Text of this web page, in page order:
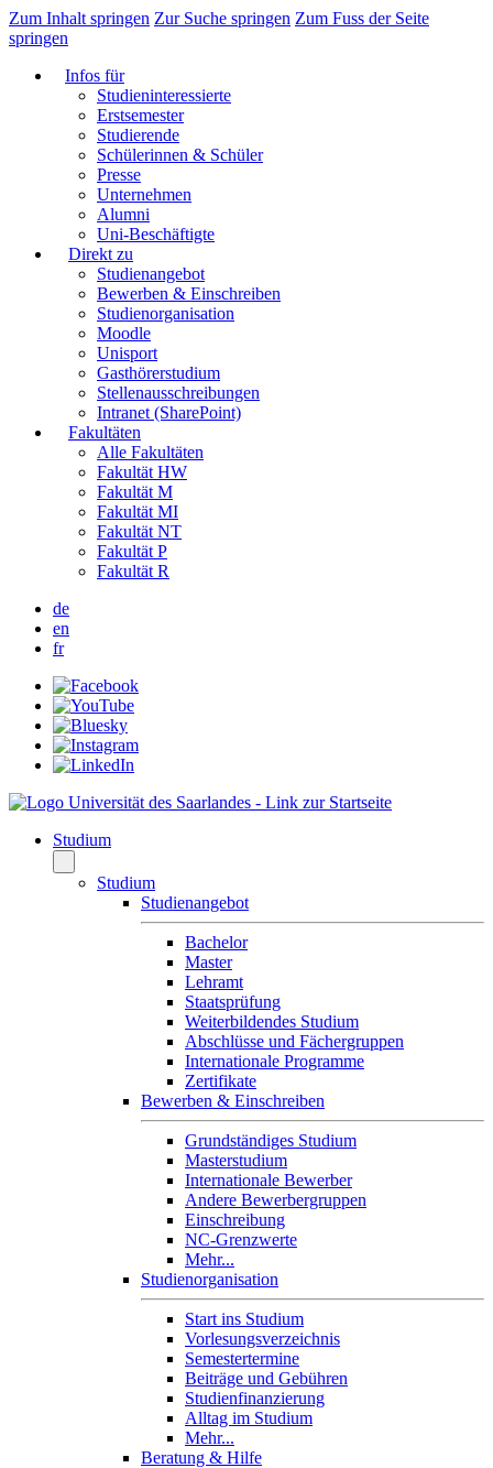
Zum Inhalt springen Zur Suche springen Zum Fuss der Seite
springen
Infos für
Studieninteressierte
Erstsemester
Studierende
Schülerinnen & Schüler
Presse
Unternehmen
Alumni
Uni-Beschäftigte
Direkt zu
Studienangebot
Bewerben & Einschreiben
Studienorganisation
Moodle
Unisport
Gasthörerstudium
Stellenausschreibungen
Intranet (SharePoint)
Fakultäten
Alle Fakultäten
Fakultät HW
Fakultät M
Fakultät MI
Fakultät NT
Fakultät P
Fakultät R
de
en
fr
Studium
Studium
Studienangebot
Bachelor
Master
Lehramt
Staatsprüfung
Weiterbildendes Studium
Abschlüsse und Fächergruppen
Internationale Programme
Zertifikate
Bewerben & Einschreiben
Grundständiges Studium
Masterstudium
Internationale Bewerber
Andere Bewerbergruppen
Einschreibung
NC-Grenzwerte
Mehr...
Studienorganisation
Start ins Studium
Vorlesungsverzeichnis
Semestertermine
Beiträge und Gebühren
Studienfinanzierung
Alltag im Studium
Mehr...
Beratung & Hilfe